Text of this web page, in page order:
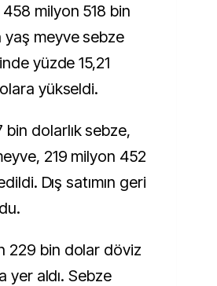
milyon 518 bin
meyve sebze
yüzde 15,21
yükseldi.
dolarlık sebze,
219 milyon 452
Dış satımın geri
229 bin dolar döviz
yer aldı. Sebze